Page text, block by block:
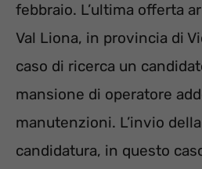
febbraio. L’ultima offerta
Val Liona, in provincia di
caso di ricerca un
mansione di operatore
manutenzioni. L’invio
candidatura, in questo